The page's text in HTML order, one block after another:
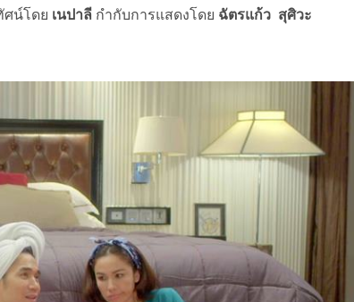
น์โดย เนปาลี กำกับการแสดงโดย ฉัตรแก้ว สุศิวะ